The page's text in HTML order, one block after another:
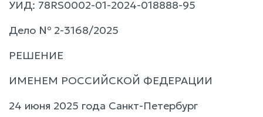
УИД: 78RS0002-01-2024-018888-95
Дело № 2-3168/2025
РЕШЕНИЕ
ИМЕНЕМ РОССИЙСКОЙ ФЕДЕРАЦИИ
24 июня 2025 года Санкт-Петербург